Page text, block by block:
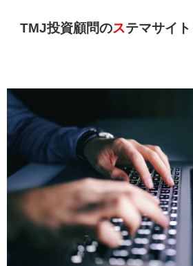
TMJ投資顧問のステマサイト